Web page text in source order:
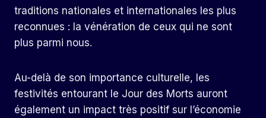
traditions nationales et internationales les plus
reconnues : la vénération de ceux qui ne sont
plus parmi nous.
Au-delà de son importance culturelle, les
festivités entourant le Jour des Morts auront
également un impact très positif sur l’économie